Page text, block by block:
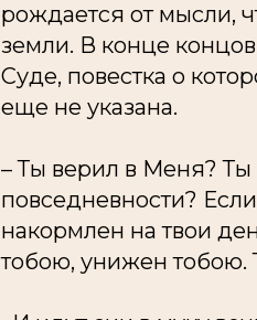
рождается от мысли,
земли. В конце
Суде, повестка о
еще не указана.
– Ты верил в Меня?
повседневности?
накормлен на твои
тобою, унижен тобою.